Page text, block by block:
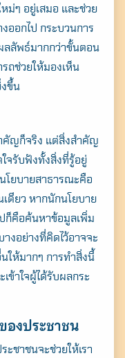
ม่ๆ อยู่เสมอ และช่วย
ออกไป กระบวนการ
ลลัพธ์มากกว่าขั้นตอน
ถช่วยให้มองเห็น
ขึ้น
คัญก็จริง แต่สิ่งสำคัญ
จรับฟังทั้งสิ่งที่รู้อยู่
โยบายสาธารณะคือ
เดียว หากนักนโยบาย
ก็คือค้นหาข้อมูลเพิ่ม
างอย่างที่คิดไว้อาจจะ
ให้มากๆ การทำสิ่งนี้
ข้าใจผู้ได้รับผลกระ
องประชาชน
ะชาชนจะช่วยให้เรา